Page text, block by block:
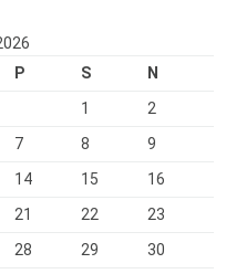
P S
N
1
2
7 8
9
14 15
16
21 22
23
28 29
30